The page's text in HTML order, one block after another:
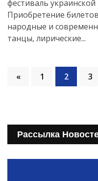
фестиваль
Приобретение
народные и
танцы, лирические...
« 1 2 3
Рассылка